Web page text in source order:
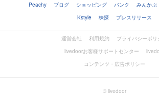
Peachy ブログ ショッピング バンク みんかぶ
Kstyle
株探 プレスリリース
運営会社 利用規約
プライバシーポリ
livedoorお客様サポートセンター
コンテンツ・広告ポリシー
© livedoor